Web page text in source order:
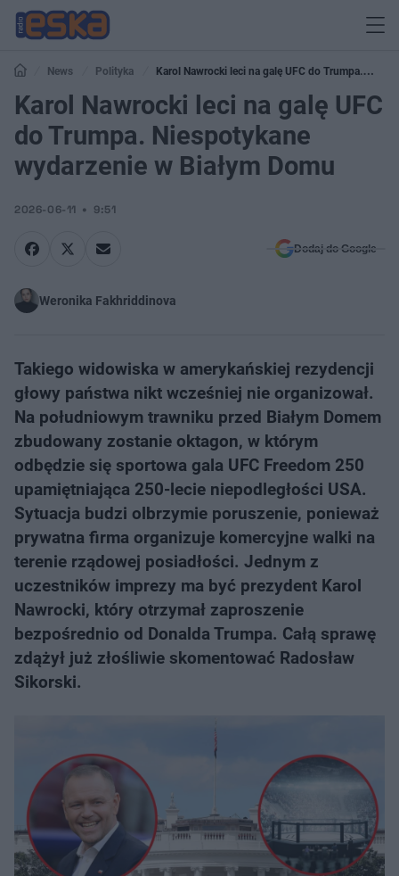
News Polityka
Karol Nawrocki leci na galę UFC do Trumpa.
Niespotykane wydarzenie w Białym Domu
Karol Nawrocki leci na galę UFC
do Trumpa. Niespotykane
wydarzenie w Białym Domu
2026-06-11 9:51
Dodaj do Google
Weronika Fakhriddinova
Takiego widowiska w amerykańskiej rezydencji
głowy państwa nikt wcześniej nie organizował.
Na południowym trawniku przed Białym Domem
zbudowany zostanie oktagon, w którym
odbędzie się sportowa gala UFC Freedom 250
upamiętniająca 250-lecie niepodległości USA.
Sytuacja budzi olbrzymie poruszenie, ponieważ
prywatna firma organizuje komercyjne walki na
terenie rządowej posiadłości. Jednym z
uczestników imprezy ma być prezydent Karol
Nawrocki, który otrzymał zaproszenie
bezpośrednio od Donalda Trumpa. Całą sprawę
zdążył już złośliwie skomentować Radosław
Sikorski.